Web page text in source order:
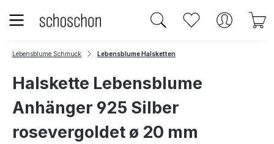
Zum Hauptinhalt springen Du hast 0
Lebensblume Schmuck Lebensblume Halsketten
Halskette Lebensblume
Anhänger 925 Silber
rosevergoldet ø 20 mm